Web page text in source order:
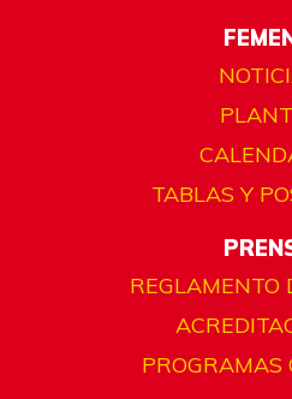
TABLAS Y
REGLAMENTO
PROGRAMAS